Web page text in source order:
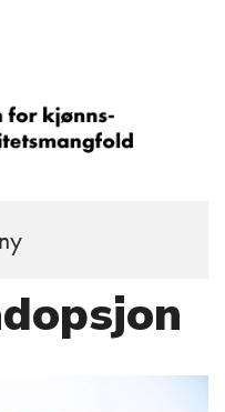
kjønns- og
Å VÆRE FRI